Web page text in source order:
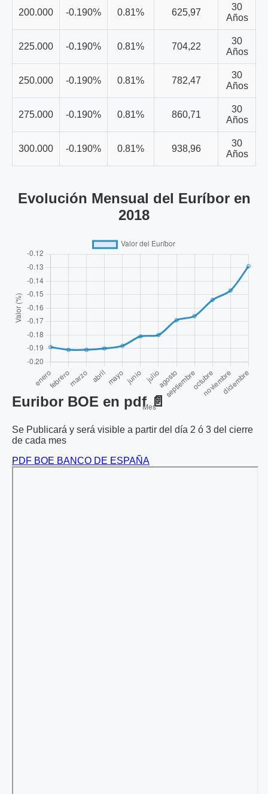
200.000 -0.190% 0.81% 625,97
30
Años
225.000 -0.190% 0.81% 704,22
30
Años
250.000 -0.190% 0.81% 782,47
30
Años
275.000 -0.190% 0.81% 860,71
30
Años
300.000 -0.190% 0.81% 938,96
30
Años
Evolución Mensual del Euríbor en
2018
Euribor BOE en pdf 📄
Se Publicará y será visible a partir del día 2 ó 3 del cierre
de cada mes
PDF BOE BANCO DE ESPAÑA